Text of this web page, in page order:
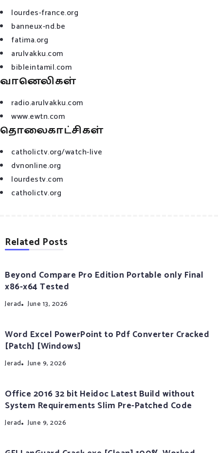
lourdes-france.org
banneux-nd.be
fatima.org
arulvakku.com
bibleintamil.com
வானெலிகள்
radio.arulvakku.com
www.ewtn.com
தொலைகாட்சிகள்
catholictv.org/watch-live
dvnonline.org
lourdestv.com
catholictv.org
Related Posts
Beyond Compare Pro Edition Portable only Final
x86-x64 Tested
Jerad June 13, 2026
Word Excel PowerPoint to Pdf Converter Cracked
[Patch] [Windows]
Jerad June 9, 2026
Office 2016 32 bit Heidoc Latest Build without
System Requirements Slim Pre-Patched Code
Jerad June 9, 2026